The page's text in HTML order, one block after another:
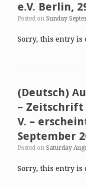
e.V. Berlin,
Posted on Sunday
Sorry, this entry is
(Deutsch)
– Zeitschrift
V. –
September
Posted on Saturday
Sorry, this entry is